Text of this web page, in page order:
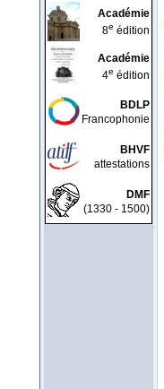
Académie
8e édition
Académie
4e édition
BDLP
Francophonie
BHVF
attestations
DMF
(1330 - 1500)